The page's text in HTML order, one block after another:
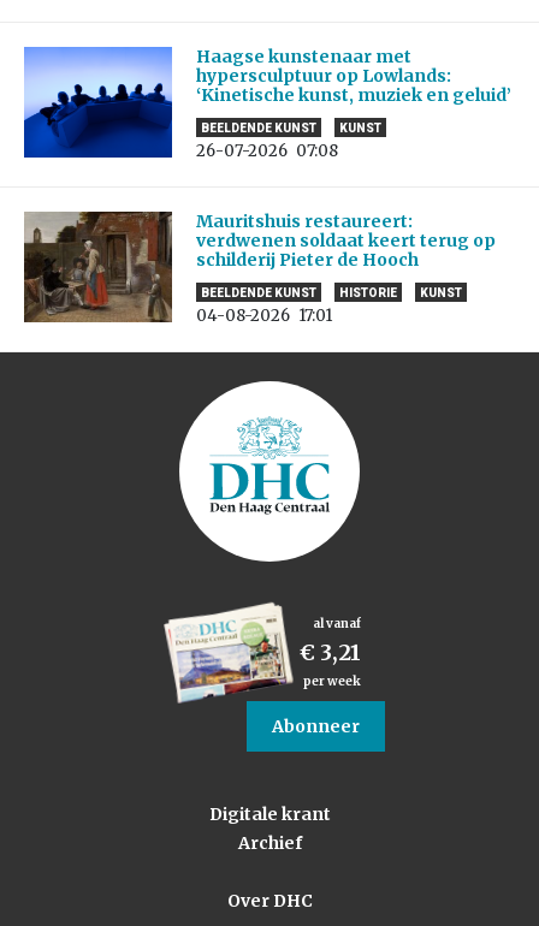
Haagse kunstenaar met
hypersculptuur op Lowlands:
‘Kinetische kunst, muziek en geluid’
BEELDENDE KUNST KUNST
26-07-2026 07:08
Mauritshuis restaureert:
verdwenen soldaat keert terug op
schilderij Pieter de Hooch
BEELDENDE KUNST HISTORIE KUNST
04-08-2026 17:01
al vanaf
€ 3,21
per week
Abonneer
Digitale krant
Archief
Over DHC